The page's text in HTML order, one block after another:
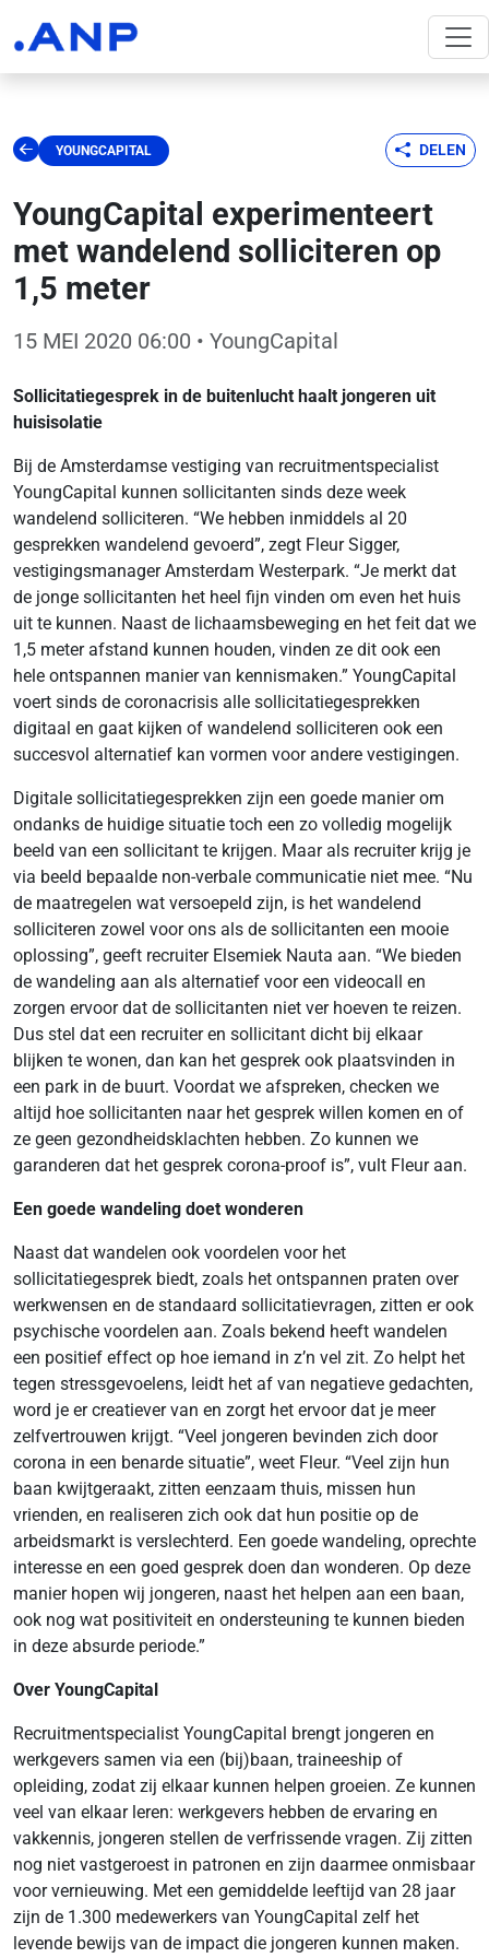
YOUNGCAPITAL DELEN
YoungCapital experimenteert
met wandelend solliciteren op
1,5 meter
15 MEI 2020 06:00 • YoungCapital
Sollicitatiegesprek in de buitenlucht haalt jongeren uit
huisisolatie
Bij de Amsterdamse vestiging van recruitmentspecialist
YoungCapital kunnen sollicitanten sinds deze week
wandelend solliciteren. “We hebben inmiddels al 20
gesprekken wandelend gevoerd”, zegt Fleur Sigger,
vestigingsmanager Amsterdam Westerpark. “Je merkt dat
de jonge sollicitanten het heel fijn vinden om even het huis
uit te kunnen. Naast de lichaamsbeweging en het feit dat we
1,5 meter afstand kunnen houden, vinden ze dit ook een
hele ontspannen manier van kennismaken.” YoungCapital
voert sinds de coronacrisis alle sollicitatiegesprekken
digitaal en gaat kijken of wandelend solliciteren ook een
succesvol alternatief kan vormen voor andere vestigingen.
Digitale sollicitatiegesprekken zijn een goede manier om
ondanks de huidige situatie toch een zo volledig mogelijk
beeld van een sollicitant te krijgen. Maar als recruiter krijg je
via beeld bepaalde non-verbale communicatie niet mee. “Nu
de maatregelen wat versoepeld zijn, is het wandelend
solliciteren zowel voor ons als de sollicitanten een mooie
oplossing”, geeft recruiter Elsemiek Nauta aan. “We bieden
de wandeling aan als alternatief voor een videocall en
zorgen ervoor dat de sollicitanten niet ver hoeven te reizen.
Dus stel dat een recruiter en sollicitant dicht bij elkaar
blijken te wonen, dan kan het gesprek ook plaatsvinden in
een park in de buurt. Voordat we afspreken, checken we
altijd hoe sollicitanten naar het gesprek willen komen en of
ze geen gezondheidsklachten hebben. Zo kunnen we
garanderen dat het gesprek corona-proof is”, vult Fleur aan.
Een goede wandeling doet wonderen
Naast dat wandelen ook voordelen voor het
sollicitatiegesprek biedt, zoals het ontspannen praten over
werkwensen en de standaard sollicitatievragen, zitten er ook
psychische voordelen aan. Zoals bekend heeft wandelen
een positief effect op hoe iemand in z’n vel zit. Zo helpt het
tegen stressgevoelens, leidt het af van negatieve gedachten,
word je er creatiever van en zorgt het ervoor dat je meer
zelfvertrouwen krijgt. “Veel jongeren bevinden zich door
corona in een benarde situatie”, weet Fleur. “Veel zijn hun
baan kwijtgeraakt, zitten eenzaam thuis, missen hun
vrienden, en realiseren zich ook dat hun positie op de
arbeidsmarkt is verslechterd. Een goede wandeling, oprechte
interesse en een goed gesprek doen dan wonderen. Op deze
manier hopen wij jongeren, naast het helpen aan een baan,
ook nog wat positiviteit en ondersteuning te kunnen bieden
in deze absurde periode.”
Over YoungCapital
Recruitmentspecialist YoungCapital brengt jongeren en
werkgevers samen via een (bij)baan, traineeship of
opleiding, zodat zij elkaar kunnen helpen groeien. Ze kunnen
veel van elkaar leren: werkgevers hebben de ervaring en
vakkennis, jongeren stellen de verfrissende vragen. Zij zitten
nog niet vastgeroest in patronen en zijn daarmee onmisbaar
voor vernieuwing. Met een gemiddelde leeftijd van 28 jaar
zijn de 1.300 medewerkers van YoungCapital zelf het
levende bewijs van de impact die jongeren kunnen maken.